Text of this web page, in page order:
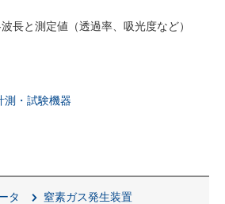
長と測定値（透過率、吸光度など）
測・試験機器
タ
窒素ガス発生装置